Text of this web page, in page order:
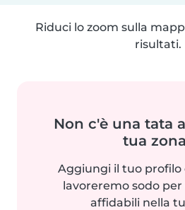
Riduci lo zoom sulla
risultati.
Non c'è una tata
tua
Aggiungi il tuo profilo
lavoreremo sodo
affidabili nella